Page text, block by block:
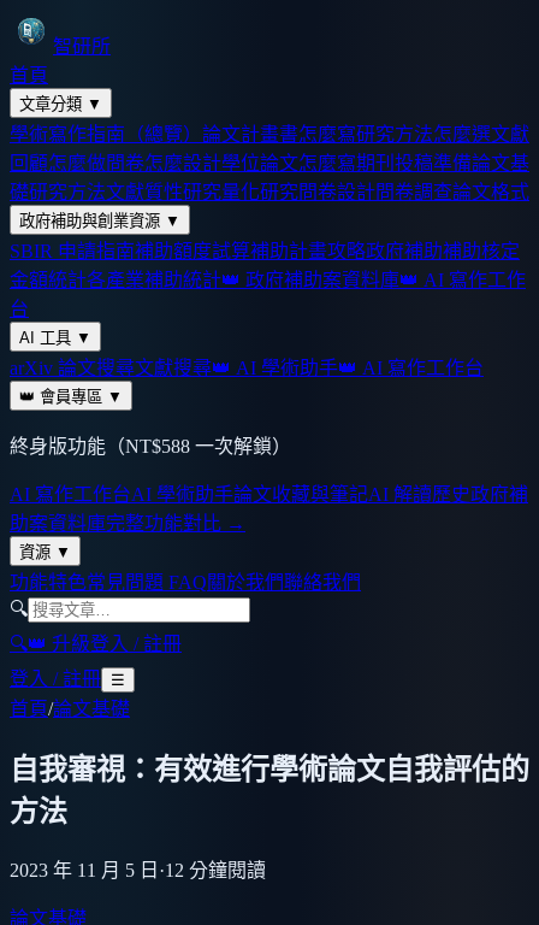
智研所
首頁
文章分類 ▼
學術寫作指南（總覽） 論文計畫書怎麼寫研究方法怎麼選文獻
回顧怎麼做問卷怎麼設計學位論文怎麼寫期刊投稿準備論文基
礎研究方法文獻質性研究量化研究問卷設計問卷調查論文格式
政府補助與創業資源 ▼
SBIR 申請指南補助額度試算補助計畫攻略政府補助補助核定
金額統計各產業補助統計👑 政府補助案資料庫👑 AI 寫作工作
台
AI 工具 ▼
arXiv 論文搜尋文獻搜尋👑 AI 學術助手👑 AI 寫作工作台
👑 會員專區 ▼
終身版功能（NT$588 一次解鎖）
AI 寫作工作台AI 學術助手論文收藏與筆記AI 解讀歷史政府補
助案資料庫完整功能對比 →
資源 ▼
功能特色常見問題 FAQ關於我們聯絡我們
🔍
🔍👑 升級登入 / 註冊
登入 / 註冊 ☰
首頁/論文基礎
自我審視：有效進行學術論文自我評估的
方法
2023 年 11 月 5 日 ·12 分鐘閱讀
論文基礎